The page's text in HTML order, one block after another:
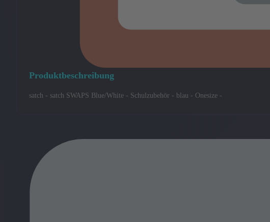
Produktbeschreibung
satch - satch SWAPS Blue/White - Schulzubehör - blau - Onesize -